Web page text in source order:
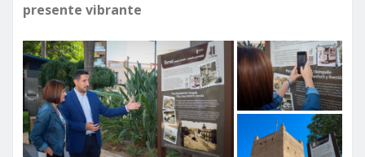
presente vibrante